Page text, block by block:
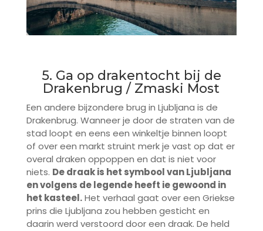
5. Ga op drakentocht bij de
Drakenbrug / Zmaski Most
Een andere bijzondere brug in Ljubljana is de
Drakenbrug. Wanneer je door de straten van de
stad loopt en eens een winkeltje binnen loopt
of over een markt struint merk je vast op dat er
overal draken oppoppen en dat is niet voor
niets. De draak is het symbool van Ljubljana
en volgens de legende heeft ie gewoond in
het kasteel.Het verhaal gaat over een Griekse
prins die Ljubljana zou hebben gesticht en
daarin werd verstoord door een draak. De held